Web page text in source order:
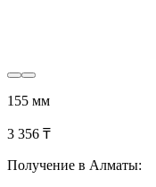
155 мм
3 356 ₸
Получение в Алматы: